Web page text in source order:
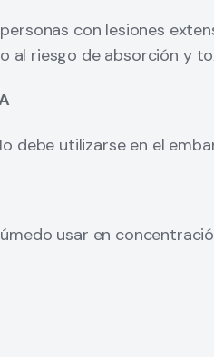
con lesiones
al riesgo de absorción y
debe utilizarse en el
usar en